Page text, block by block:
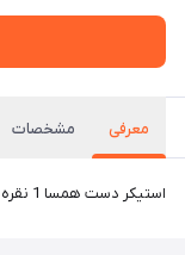
معرفی مشخصات
استیکر دست همسا 1 نقره ای در دو سایز متفاوت